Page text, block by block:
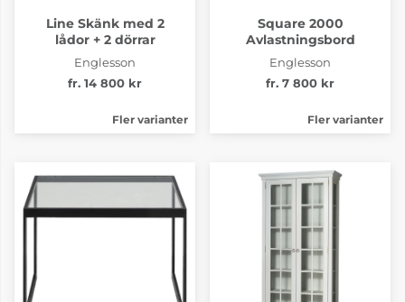
Line Skänk med 2
lådor + 2 dörrar
Englesson
fr. 14 800 kr
Fler varianter
Square 2000
Avlastningsbord
Englesson
fr. 7 800 kr
Fler varianter